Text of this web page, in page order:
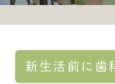
新生活前に歯